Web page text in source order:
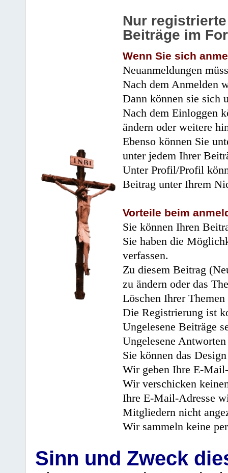
Nur
Beiträge im
Wenn Sie sich
Neuanmeldungen
Nach dem Anmelden
Dann können sie sich
Nach dem Einloggen
ändern oder weitere
Ebenso können Sie
unter jedem Ihrer
Unter Profil/Profil
Beitrag unter Ihrem
Vorteile beim
Sie können Ihren
Sie haben die
verfassen.
Zu diesem Beitrag
zu ändern oder das
Löschen Ihrer
Die Registrierung ist
Ungelesene Beiträge
Ungelesene
Sie können das
Wir geben Ihre E-
Wir verschicken
Ihre E-Mail-Adresse
Mitgliedern nicht
Wir sammeln keine
Sinn und Zweck